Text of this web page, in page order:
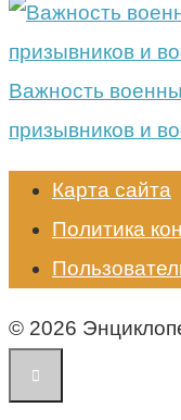
Важность
призывников и
Карта сайта
Политика
© 2026